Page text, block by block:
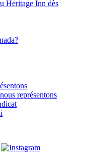
Heritage Inn dès
représentons